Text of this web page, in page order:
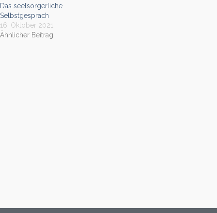
Das seelsorgerliche
Selbstgespräch
16. Oktober 2021
Ähnlicher Beitrag